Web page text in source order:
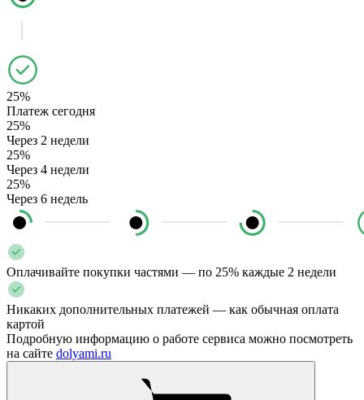
25%
Платеж сегодня
25%
Через 2 недели
25%
Через 4 недели
25%
Через 6 недель
Оплачивайте покупки частями — по 25% каждые 2 недели
Никаких дополнительных платежей — как обычная оплата
картой
Подробную информацию о работе сервиса можно посмотреть
на сайте dolyami.ru